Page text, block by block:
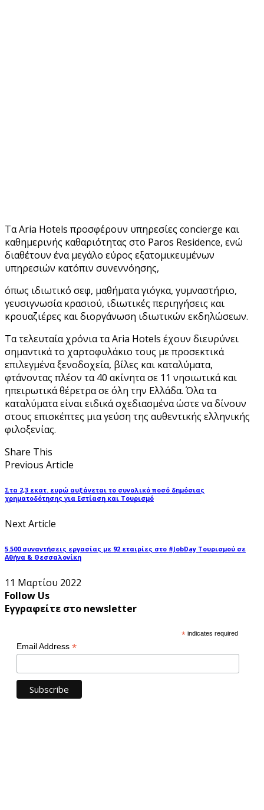
Τα Aria Hotels προσφέρουν υπηρεσίες concierge και
καθημερινής καθαριότητας στο Paros Residence, ενώ
διαθέτουν ένα μεγάλο εύρος εξατομικευμένων
υπηρεσιών κατόπιν συνεννόησης,
όπως ιδιωτικό σεφ, μαθήματα γιόγκα, γυμναστήριο,
γευσιγνωσία κρασιού, ιδιωτικές περιηγήσεις και
κρουαζιέρες και διοργάνωση ιδιωτικών εκδηλώσεων.
Τα τελευταία χρόνια τα Aria Hotels έχουν διευρύνει
σημαντικά το χαρτοφυλάκιο τους με προσεκτικά
επιλεγμένα ξενοδοχεία, βίλες και καταλύματα,
φτάνοντας πλέον τα 40 ακίνητα σε 11 νησιωτικά και
ηπειρωτικά θέρετρα σε όλη την Ελλάδα. Όλα τα
καταλύματα είναι ειδικά σχεδιασμένα ώστε να δίνουν
στους επισκέπτες μια γεύση της αυθεντικής ελληνικής
φιλοξενίας.
Share This
Previous Article
Στα 2,3 εκατ. ευρώ αυξάνεται το συνολικό ποσό δημόσιας
χρηματοδότησης για Εστίαση και Τουρισμό
Next Article
5.500 συναντήσεις εργασίας με 92 εταιρίες στο #JobDay Τουρισμού σε
Αθήνα & Θεσσαλονίκη
11 Μαρτίου 2022
Follow Us
Εγγραφείτε στο newsletter
* indicates required
Email Address *